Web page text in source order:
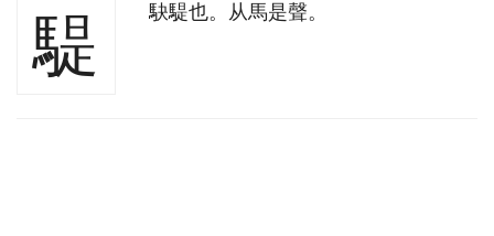
騠 駃騠也。从馬是聲。